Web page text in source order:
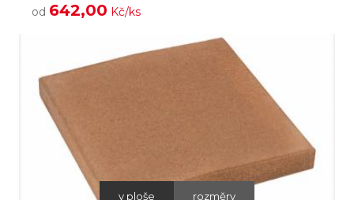
od 642,00 Kč/ks
v ploše rozměry